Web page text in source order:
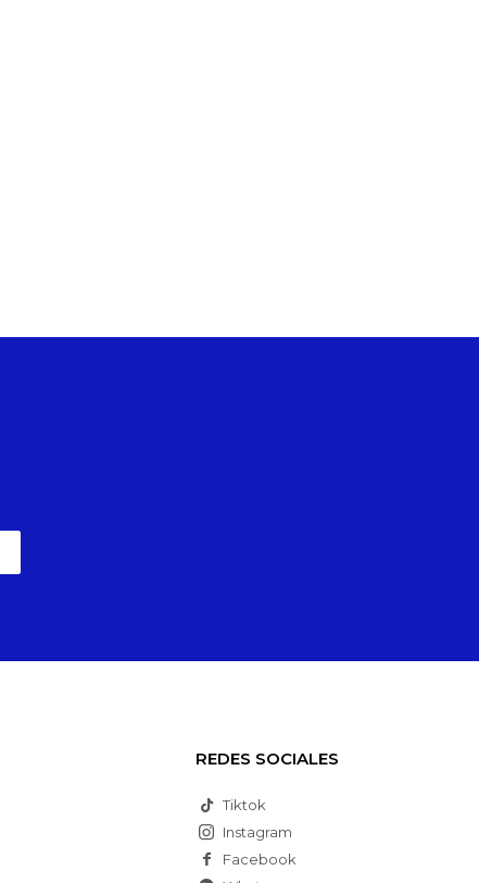
REDES SOCIALES
Tiktok
Facebook
Instagram